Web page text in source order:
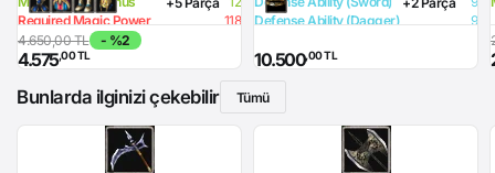
Required Magic Power
118
Required Intelligence
4.650,00 TL - %2
4.575,00 TL
Defense Ability (Dagger)
9
Defense Ability (Club)
Defense Ability (Arrow)
10.500,00 TL
Bunlarda ilginizi çekebilir
Tümü